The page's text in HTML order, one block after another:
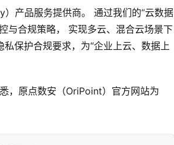
产品服务提供商。 通过我们的“云数据
与合规策略， 实现多云、混合云场景下
保护合规要求，为“企业上云、数据上
，原点数安（OriPoint）官方网站为